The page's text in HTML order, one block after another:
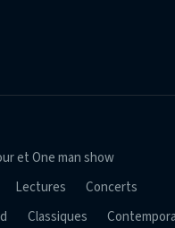
et One man show
Lectures
Concerts
Classiques